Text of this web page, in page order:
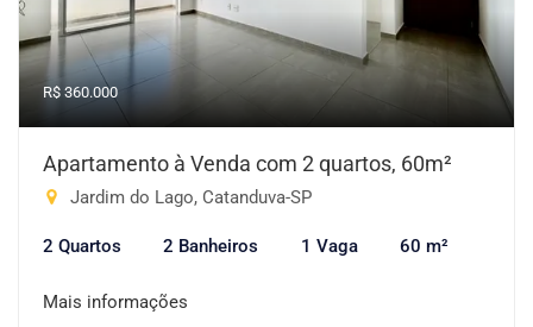
R$ 360.000
Apartamento à Venda com 2 quartos, 60m²
Jardim do Lago, Catanduva-SP
2 Quartos 2 Banheiros 1 Vaga 60 m²
Mais informações